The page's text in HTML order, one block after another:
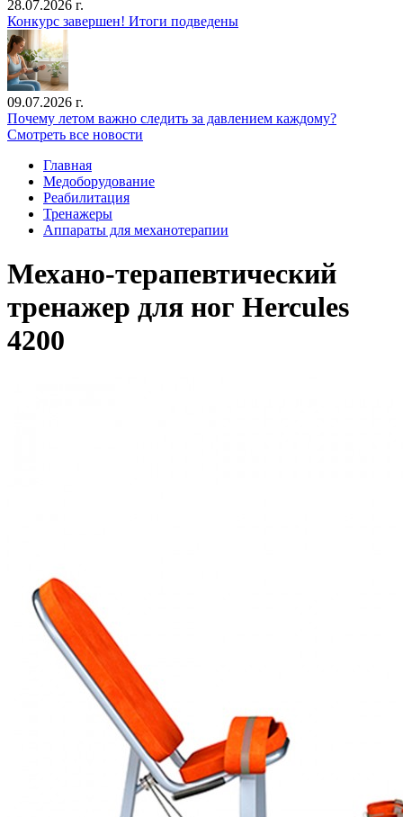
28.07.2026 г.
Конкурс завершен! Итоги подведены
09.07.2026 г.
Почему летом важно следить за давлением каждому?
Смотреть все новости
Главная
Медоборудование
Реабилитация
Тренажеры
Аппараты для механотерапии
Механо-терапевтический
тренажер для ног Hercules
4200